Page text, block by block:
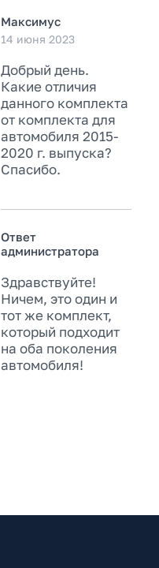
Максимус
14 июня 2023
Добрый день.
Какие отличия
данного комплекта
от комплекта для
автомобиля 2015-
2020 г. выпуска?
Спасибо.
Ответ
администратора
Здравствуйте!
Ничем, это один и
тот же комплект,
который подходит
на оба поколения
автомобиля!